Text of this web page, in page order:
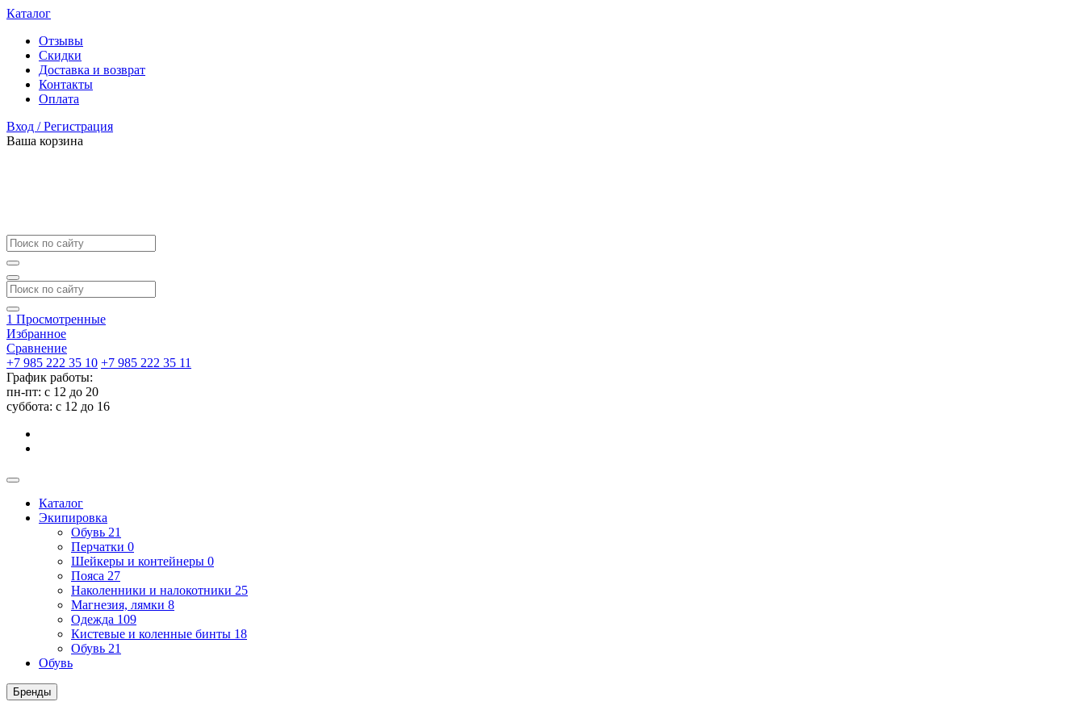
Каталог
Отзывы
Скидки
Доставка и возврат
Контакты
Оплата
Вход / Регистрация
Ваша корзина
1 Просмотренные
Избранное
Сравнение
+7 985 222 35 10 +7 985 222 35 11
График работы:
пн-пт: с 12 до 20
суббота: c 12 до 16
Каталог
Экипировка
Обувь 21
Перчатки 0
Шейкеры и контейнеры 0
Пояса 27
Наколенники и налокотники 25
Магнезия, лямки 8
Одежда 109
Кистевые и коленные бинты 18
Обувь 21
Обувь
Бренды